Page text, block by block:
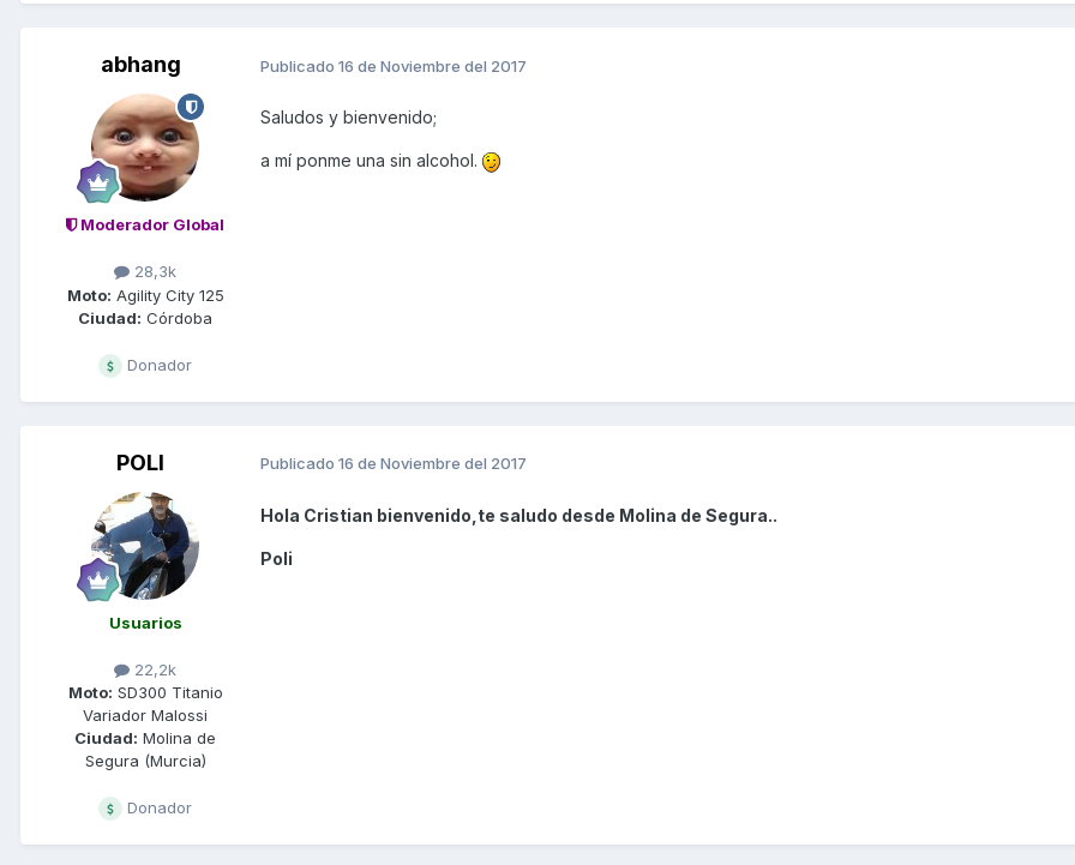
abhang
Moderador Global
28,3k
Moto: Agility City 125
Ciudad: Córdoba
Donador
Publicado 16 de Noviembre del 2017
Saludos y bienvenido;
a mí ponme una sin alcohol.
POLI
Usuarios
22,2k
Moto: SD300 Titanio
Variador Malossi
Ciudad: Molina de
Segura (Murcia)
Donador
Publicado 16 de Noviembre del 2017
Hola Cristian bienvenido,te saludo desde Molina de Segura..
Poli